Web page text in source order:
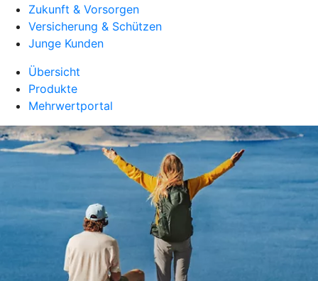
Zukunft & Vorsorgen
Versicherung & Schützen
Junge Kunden
Übersicht
Produkte
Mehrwertportal